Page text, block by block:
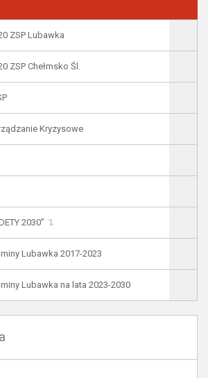
ZSP Lubawka
ZSP Chełmsko Śl.
Kryzysowe
2030”
Lubawka 2017-2023
Lubawka na lata 2023-2030